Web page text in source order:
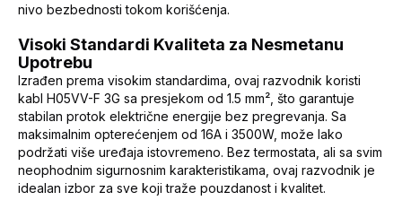
nivo bezbednosti tokom korišćenja.
Visoki Standardi Kvaliteta za Nesmetanu
Upotrebu
Izrađen prema visokim standardima, ovaj razvodnik koristi
kabl H05VV-F 3G sa presjekom od 1.5 mm², što garantuje
stabilan protok električne energije bez pregrevanja. Sa
maksimalnim opterećenjem od 16A i 3500W, može lako
podržati više uređaja istovremeno. Bez termostata, ali sa svim
neophodnim sigurnosnim karakteristikama, ovaj razvodnik je
idealan izbor za sve koji traže pouzdanost i kvalitet.